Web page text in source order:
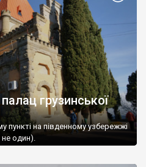
грузинської
на південному узбережжі
не один).